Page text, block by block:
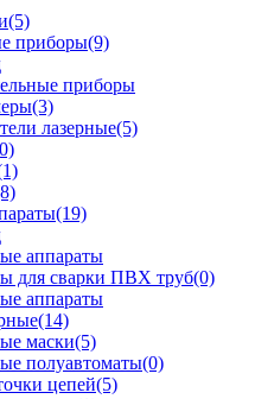
(5)
приборы(9)
приборы
(3)
лазерные(5)
(19)
аппараты
для сварки ПВХ труб(0)
аппараты
(14)
маски(5)
полуавтоматы(0)
цепей(5)